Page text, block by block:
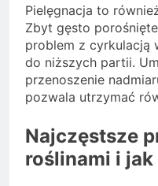
Pielęgnacja to
Zbyt gęsto
problem z cyrkulacją
do niższych partii.
przenoszenie
pozwala utrzymać
Najczęstsze
roślinami i